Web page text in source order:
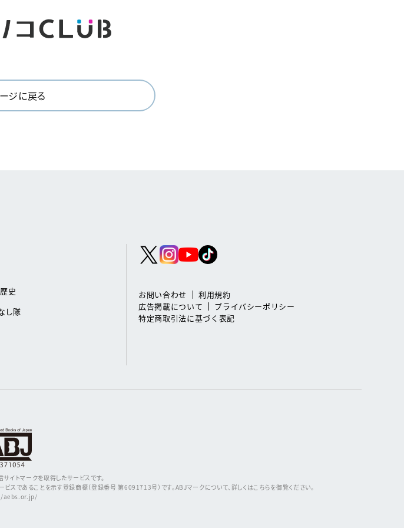
ジに戻る
史
し隊
お問い合わせ
利用規約
広告掲載について
プライバシーポリシー
特定商取引法に基づく表記
イトマークを取得したサービスです。
であることを示す登録商標（登録番号 第6091713号）です。ABJマークについて、詳しくはこちらを御覧ください。
aebs.or.jp/